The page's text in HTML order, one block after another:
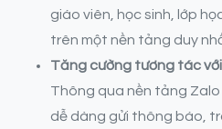
giáo viên, học sinh, lớp
trên một nền tảng duy
Tăng cường tương tác với
Thông qua nền tảng
dễ dàng gửi thông báo,